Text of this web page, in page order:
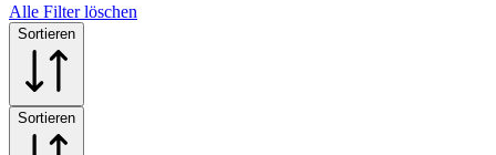
Alle Filter löschen
Sortieren
Sortieren